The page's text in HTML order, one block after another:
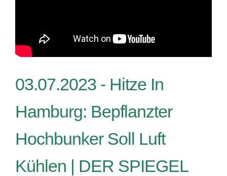
03.07.2023 - Hitze In
Hamburg: Bepflanzter
Hochbunker Soll Luft
Kühlen | DER SPIEGEL